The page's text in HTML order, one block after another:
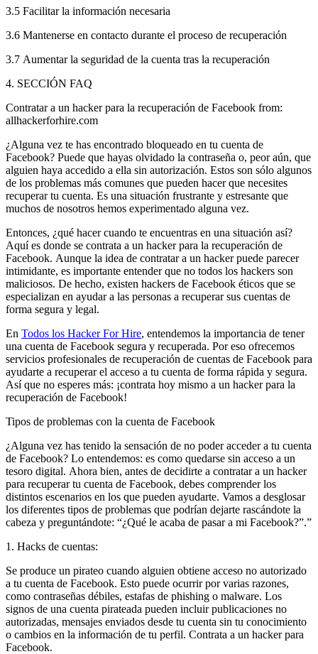
3.5 Facilitar la información necesaria
3.6 Mantenerse en contacto durante el proceso de recuperación
3.7 Aumentar la seguridad de la cuenta tras la recuperación
4. SECCIÓN FAQ
Contratar a un hacker para la recuperación de Facebook from:
allhackerforhire.com
¿Alguna vez te has encontrado bloqueado en tu cuenta de
Facebook? Puede que hayas olvidado la contraseña o, peor aún, que
alguien haya accedido a ella sin autorización. Estos son sólo algunos
de los problemas más comunes que pueden hacer que necesites
recuperar tu cuenta. Es una situación frustrante y estresante que
muchos de nosotros hemos experimentado alguna vez.
Entonces, ¿qué hacer cuando te encuentras en una situación así?
Aquí es donde se contrata a un hacker para la recuperación de
Facebook. Aunque la idea de contratar a un hacker puede parecer
intimidante, es importante entender que no todos los hackers son
maliciosos. De hecho, existen hackers de Facebook éticos que se
especializan en ayudar a las personas a recuperar sus cuentas de
forma segura y legal.
En Todos los Hacker For Hire, entendemos la importancia de tener
una cuenta de Facebook segura y recuperada. Por eso ofrecemos
servicios profesionales de recuperación de cuentas de Facebook para
ayudarte a recuperar el acceso a tu cuenta de forma rápida y segura.
Así que no esperes más: ¡contrata hoy mismo a un hacker para la
recuperación de Facebook!
Tipos de problemas con la cuenta de Facebook
¿Alguna vez has tenido la sensación de no poder acceder a tu cuenta
de Facebook? Lo entendemos: es como quedarse sin acceso a un
tesoro digital. Ahora bien, antes de decidirte a contratar a un hacker
para recuperar tu cuenta de Facebook, debes comprender los
distintos escenarios en los que pueden ayudarte. Vamos a desglosar
los diferentes tipos de problemas que podrían dejarte rascándote la
cabeza y preguntándote: “¿Qué le acaba de pasar a mi Facebook?”.”
1. Hacks de cuentas:
Se produce un pirateo cuando alguien obtiene acceso no autorizado
a tu cuenta de Facebook. Esto puede ocurrir por varias razones,
como contraseñas débiles, estafas de phishing o malware. Los
signos de una cuenta pirateada pueden incluir publicaciones no
autorizadas, mensajes enviados desde tu cuenta sin tu conocimiento
o cambios en la información de tu perfil. Contrata a un hacker para
Facebook.